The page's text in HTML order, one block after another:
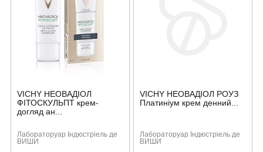
VICHY НЕОВАДІОЛ
ФІТОСКУЛЬПТ крем-
догляд ан...
Лабораторуар Індюстріель де
ВИШИ
VICHY НЕОВАДІОЛ РОУЗ
Платиніум крем денний...
Лабораторуар Індюстріель де
ВИШИ